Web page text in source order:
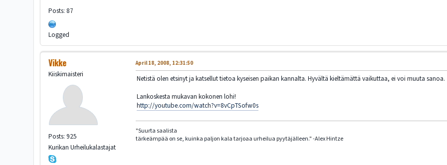
Posts: 87
Logged
Vikke
Kiiskimaisteri
Posts: 925
Kurikan Urheilukalastajat
April 18, 2008, 12:31:50
Netistä olen etsinyt ja katsellut tietoa kyseisen paikan kannalta. Hyvältä kieltämättä vaikuttaa, ei voi muuta sanoa.
Lankoskesta mukavan kokonen lohi!
http://youtube.com/watch?v=8vCpTSofw0s
"Suurta saalista
tärkeämpää on se, kuinka paljon kala tarjoaa urheilua pyytäjälleen." -Alex Hintze